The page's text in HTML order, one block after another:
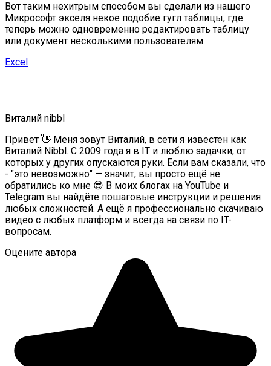
Вот таким нехитрым способом вы сделали из нашего
Микрософт экселя некое подобие гугл таблицы, где
теперь можно одновременно редактировать таблицу
или документ несколькими пользователям.
Excel
Виталий nibbl
Привет 👋 Меня зовут Виталий, в сети я известен как
Виталий Nibbl. С 2009 года я в IT и люблю задачки, от
которых у других опускаются руки. Если вам сказали, что
- "это невозможно" — значит, вы просто ещё не
обратились ко мне 😎 В моих блогах на YouTube и
Telegram вы найдёте пошаговые инструкции и решения
любых сложностей. А ещё я профессионально скачиваю
видео с любых платформ и всегда на связи по IT-
вопросам.
Оцените автора